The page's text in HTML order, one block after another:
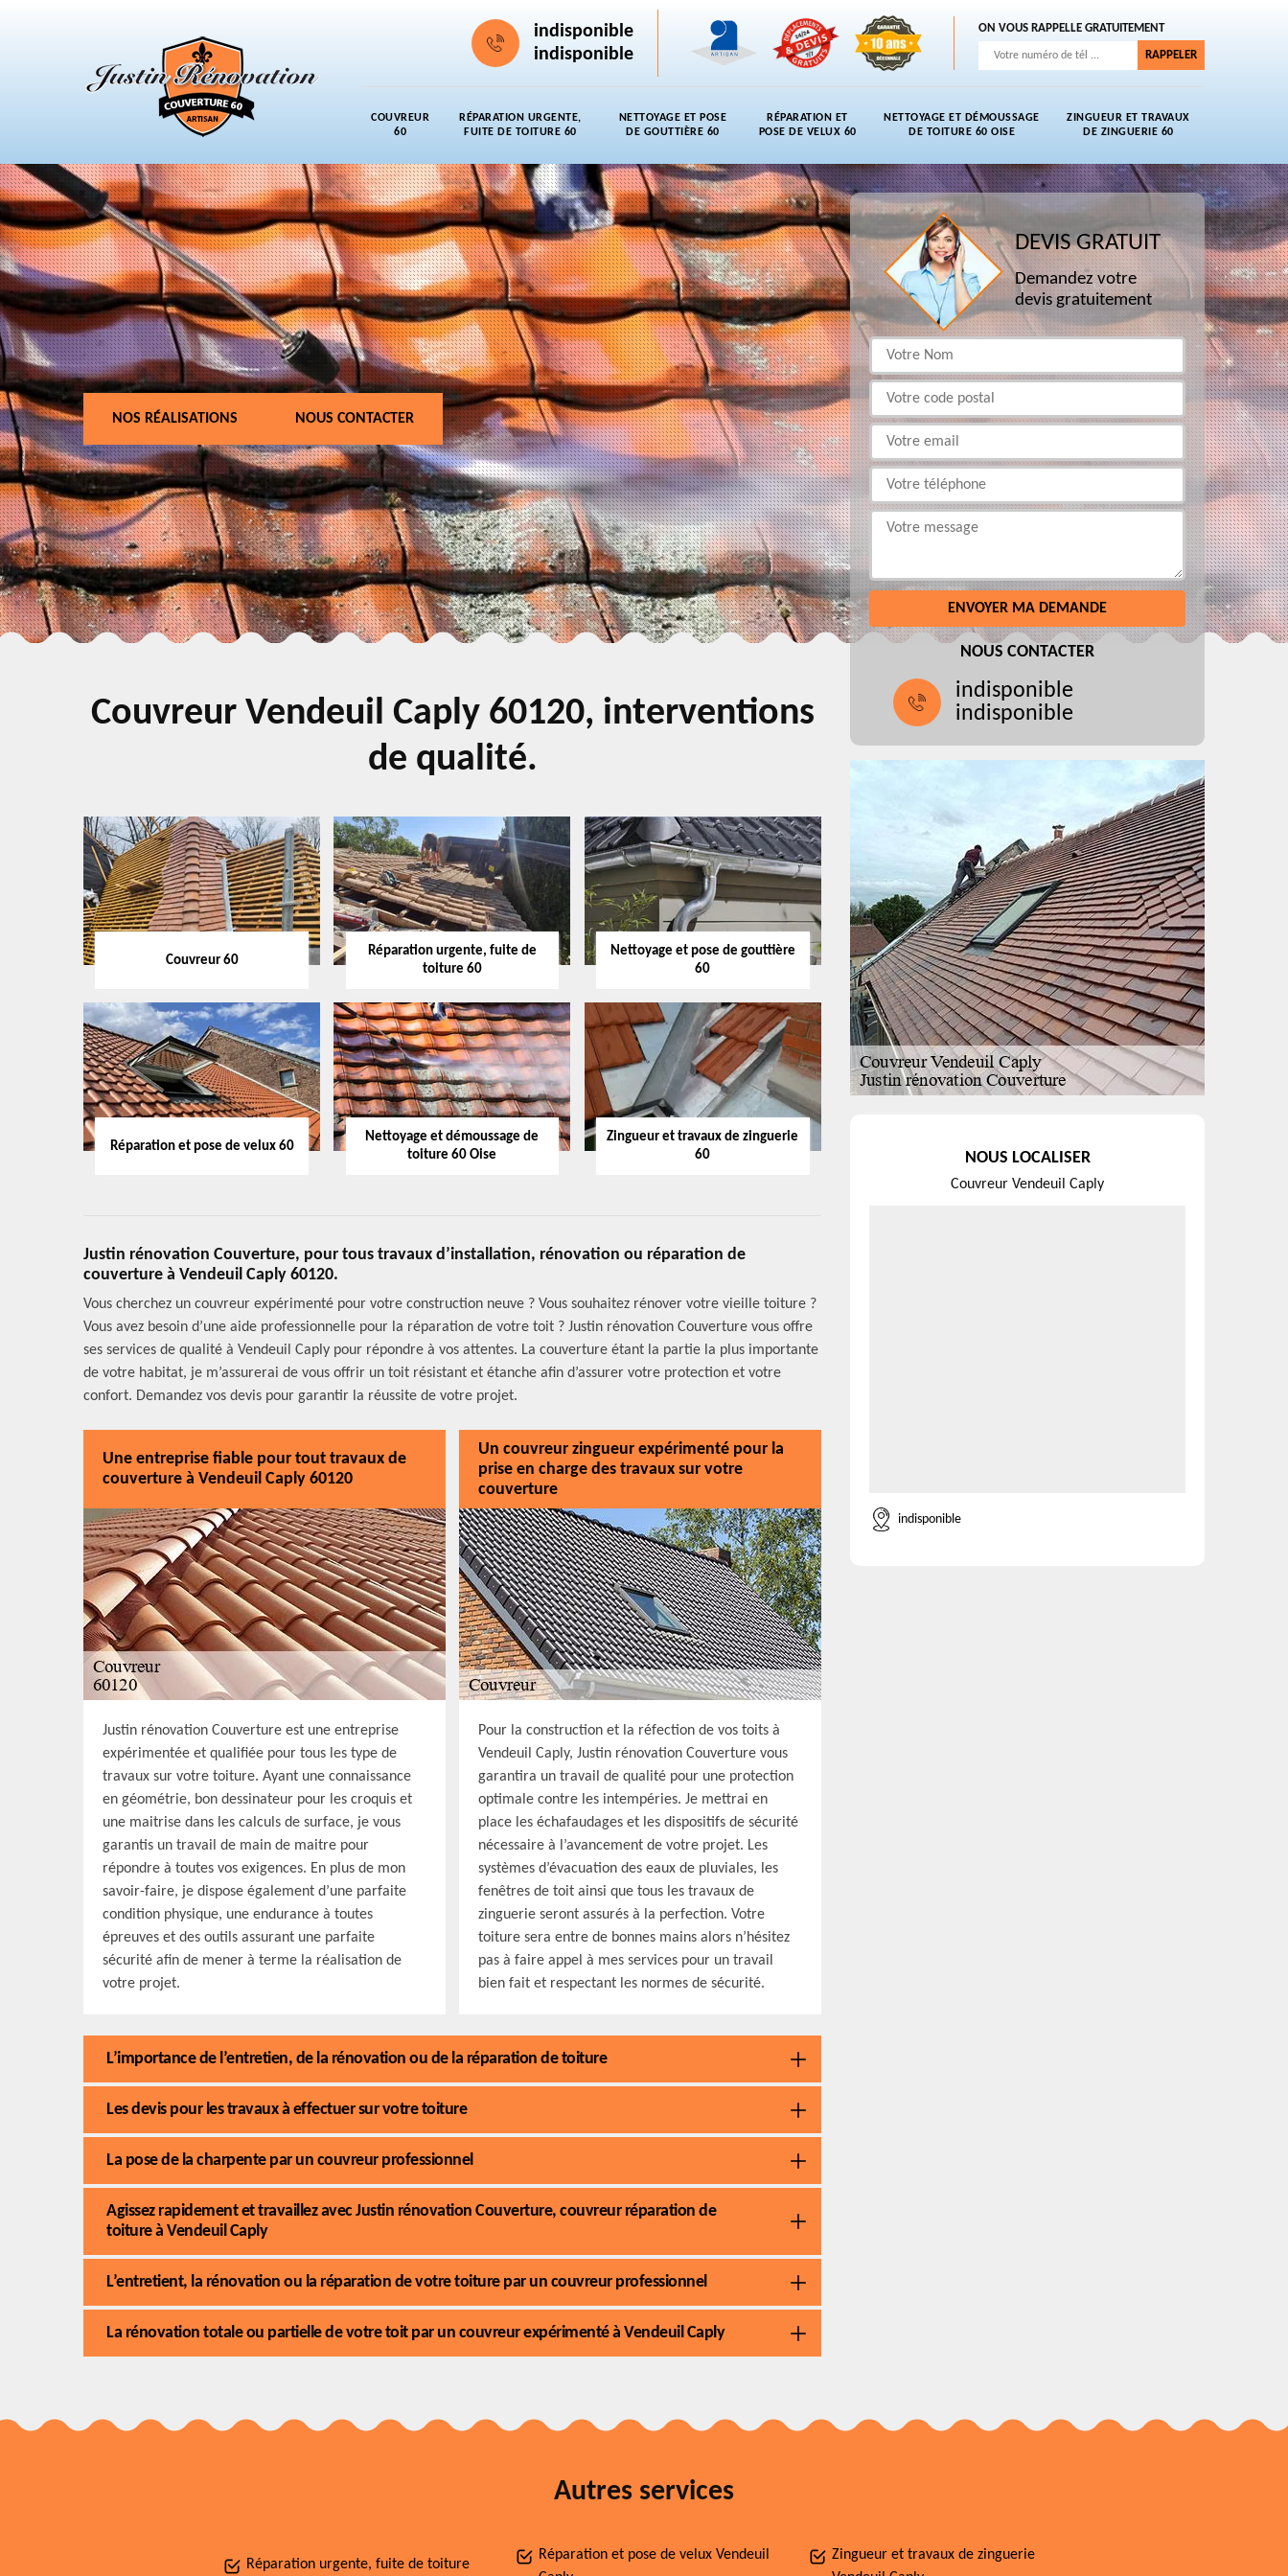
indisponible
indisponible
ON VOUS RAPPELLE GRATUITEMENT
COUVREUR
60
RÉPARATION URGENTE,
FUITE DE TOITURE 60
NETTOYAGE ET POSE
DE GOUTTIÈRE 60
RÉPARATION ET
POSE DE VELUX 60
NETTOYAGE ET DÉMOUSSAGE
DE TOITURE 60 OISE
ZINGUEUR ET TRAVAUX
DE ZINGUERIE 60
NOS RÉALISATIONS NOUS CONTACTER
Couvreur Vendeuil Caply 60120, interventions
de qualité.
Couvreur 60
Réparation urgente, fuite de
toiture 60
Nettoyage et pose de gouttière
60
Réparation et pose de velux 60
Nettoyage et démoussage de
toiture 60 Oise
Zingueur et travaux de zinguerie
60
Justin rénovation Couverture, pour tous travaux d’installation, rénovation ou réparation de
couverture à Vendeuil Caply 60120.
Vous cherchez un couvreur expérimenté pour votre construction neuve ? Vous souhaitez rénover votre vieille toiture ?
Vous avez besoin d’une aide professionnelle pour la réparation de votre toit ? Justin rénovation Couverture vous offre
ses services de qualité à Vendeuil Caply pour répondre à vos attentes. La couverture étant la partie la plus importante
de votre habitat, je m’assurerai de vous offrir un toit résistant et étanche afin d’assurer votre protection et votre
confort. Demandez vos devis pour garantir la réussite de votre projet.
Une entreprise fiable pour tout travaux de
couverture à Vendeuil Caply 60120
Justin rénovation Couverture est une entreprise
expérimentée et qualifiée pour tous les type de
travaux sur votre toiture. Ayant une connaissance
en géométrie, bon dessinateur pour les croquis et
une maitrise dans les calculs de surface, je vous
garantis un travail de main de maitre pour
répondre à toutes vos exigences. En plus de mon
savoir-faire, je dispose également d’une parfaite
condition physique, une endurance à toutes
épreuves et des outils assurant une parfaite
sécurité afin de mener à terme la réalisation de
votre projet.
Un couvreur zingueur expérimenté pour la
prise en charge des travaux sur votre
couverture
Pour la construction et la réfection de vos toits à
Vendeuil Caply, Justin rénovation Couverture vous
garantira un travail de qualité pour une protection
optimale contre les intempéries. Je mettrai en
place les échafaudages et les dispositifs de sécurité
nécessaire à l’avancement de votre projet. Les
systèmes d’évacuation des eaux de pluviales, les
fenêtres de toit ainsi que tous les travaux de
zinguerie seront assurés à la perfection. Votre
toiture sera entre de bonnes mains alors n’hésitez
pas à faire appel à mes services pour un travail
bien fait et respectant les normes de sécurité.
L’importance de l’entretien, de la rénovation ou de la réparation de toiture
Les devis pour les travaux à effectuer sur votre toiture
La pose de la charpente par un couvreur professionnel
Agissez rapidement et travaillez avec Justin rénovation Couverture, couvreur réparation de
toiture à Vendeuil Caply
L’entretient, la rénovation ou la réparation de votre toiture par un couvreur professionnel
La rénovation totale ou partielle de votre toit par un couvreur expérimenté à Vendeuil Caply
DEVIS GRATUIT
Demandez votre
devis gratuitement
NOUS CONTACTER
indisponible
indisponible
NOUS LOCALISER
Couvreur Vendeuil Caply
indisponible
Autres services
Réparation urgente, fuite de toiture
Réparation et pose de velux Vendeuil
Zingueur et travaux de zinguerie